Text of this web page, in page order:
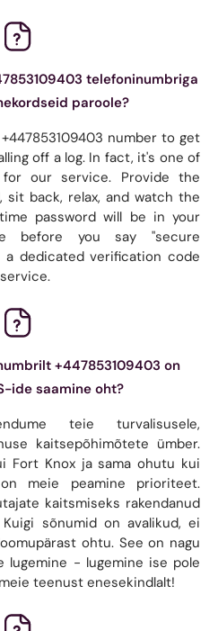
telefoninumbriga
paroole?
number to get
off a log. In fact, it's one of
our service. Provide the
sit back, relax, and watch the
password will be in your
before you say "secure
a dedicated verification code
+447853109403 on
ide saamine oht?
teie turvalisusele,
kaitsepõhimõtete ümber.
Fort Knox ja sama ohutu kui
meie peamine prioriteet.
kaitsmiseks rakendanud
sõnumid on avalikud, ei
ohtu. See on nagu
lugemine - lugemine ise pole
teenust enesekindlalt!